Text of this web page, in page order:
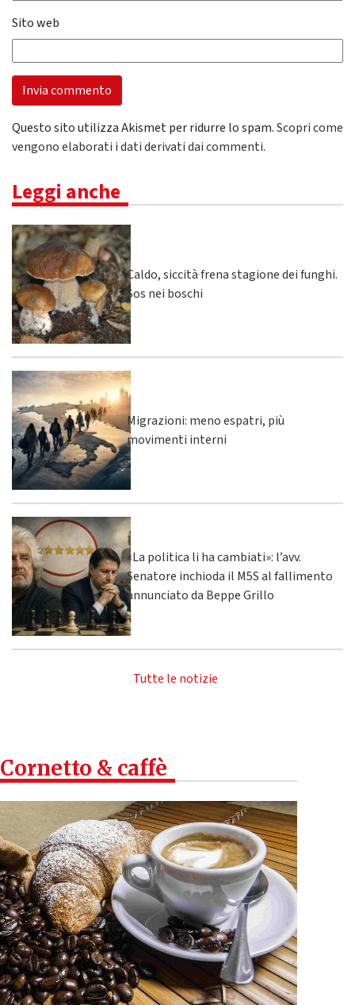
Sito web
Questo sito utilizza Akismet per ridurre lo spam.Scopri come
vengono elaborati i dati derivati dai commenti.
Leggi anche
Caldo, siccità frena stagione dei funghi.
Sos nei boschi
Migrazioni: meno espatri, più
movimenti interni
«La politica li ha cambiati»: l’avv.
Senatore inchioda il M5S al fallimento
annunciato da Beppe Grillo
Tutte le notizie
Cornetto & caffè